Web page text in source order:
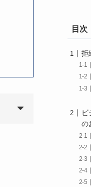
目次
拒
ビ
の